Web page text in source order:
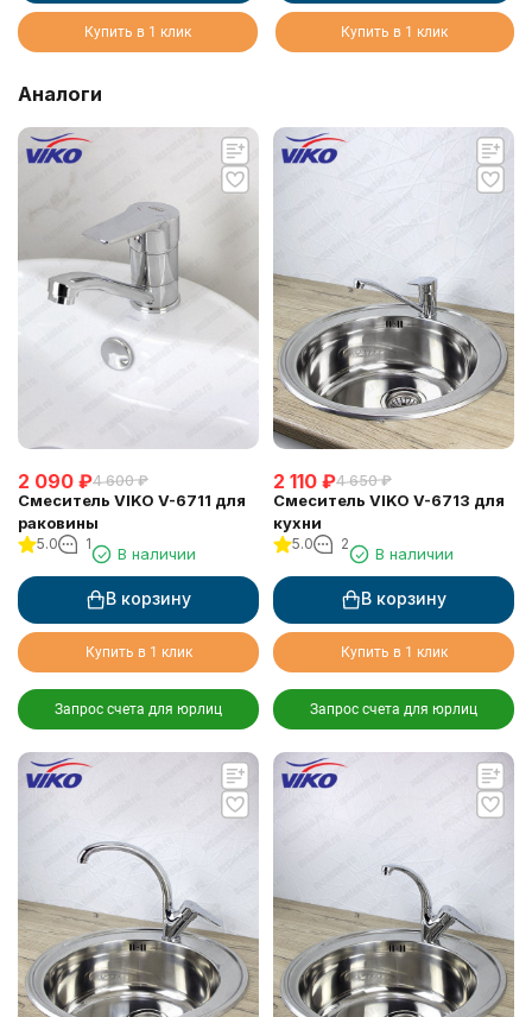
Купить в 1 клик Купить в 1 клик
Аналоги
2 090 ₽4 600 ₽
Смеситель VIKO V-6711 для
раковины
5.0 1
В наличии
В корзину
Купить в 1 клик
Запрос счета для юрлиц
2 110 ₽4 650 ₽
Смеситель VIKO V-6713 для
кухни
5.0 2
В наличии
В корзину
Купить в 1 клик
Запрос счета для юрлиц